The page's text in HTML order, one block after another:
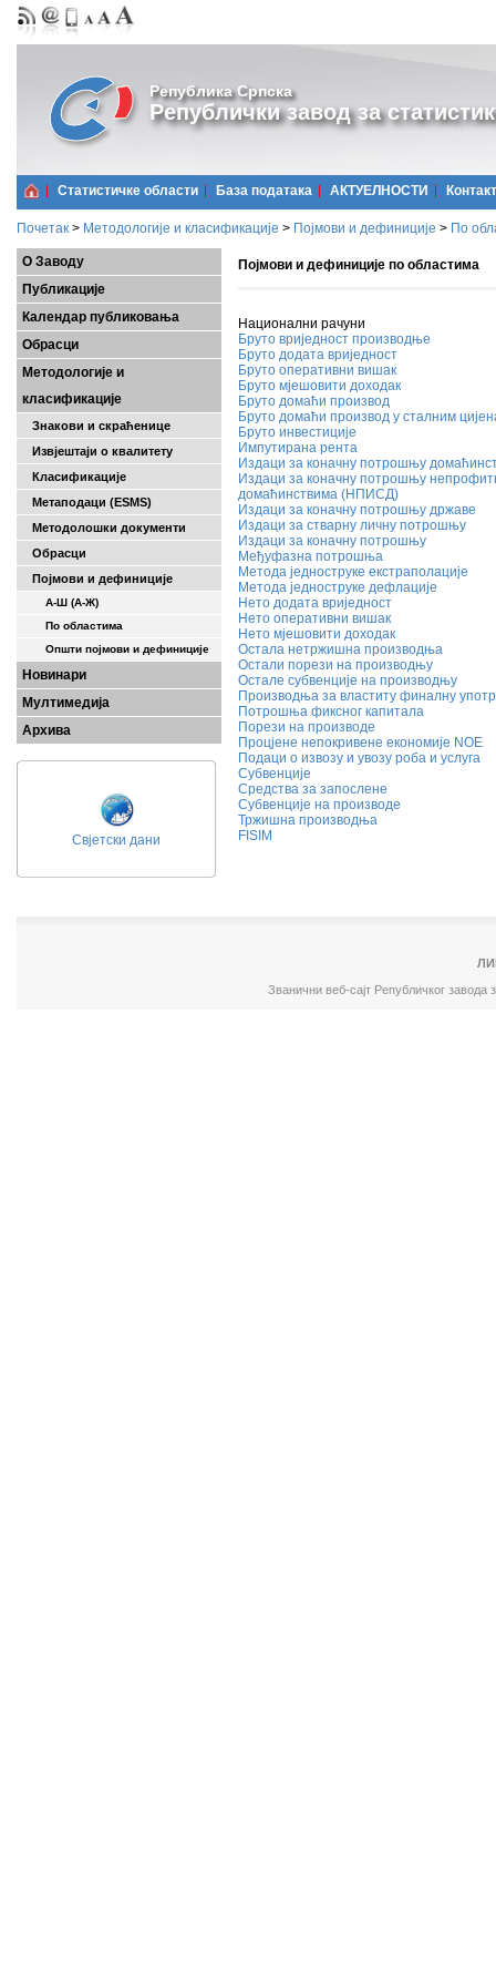
Република Српска
Републички завод за
Статистичке области Базa података АКТУЕЛНОСТИ Контакт
Почетак > Методологије и класификације > Појмови и дефиниције > По
О Заводу
Публикације
Календар публиковања
Обрасци
Методологије и
класификације
Знакови и скраћенице
Извјештаји о квалитету
Класификације
Метаподаци (ESMS)
Методолошки документи
Обрасци
Појмови и дефиниције
А-Ш (A-Ж)
По областима
Општи појмови и дефиниције
Новинари
Мултимедија
Архива
Свјетски дани
Појмови и дефиниције по областима
Национални рачуни
Бруто вриједност производње
Бруто додата вриједност
Бруто оперативни вишак
Бруто мјешовити доходак
Бруто домаћи производ
Бруто домаћи производ у сталним
Бруто инвестиције
Импутирана рента
Издаци за коначну потрошњу
Издаци за коначну потрошњу
домаћинствима (НПИСД)
Издаци за коначну потрошњу државе
Издаци за стварну личну потрошњу
Издаци за коначну потрошњу
Међуфазна потрошња
Метода једноструке екстраполације
Методa једноструке дефлације
Нето додата вриједност
Нето оперативни вишак
Нето мјешовити доходак
Остала нетржишна производња
Остали порези на производњу
Остале субвенције на производњу
Производња за властиту финалну
Потрошња фиксног капитала
Порези на производе
Процјене непокривене економије NOE
Подаци о извозу и увозу роба и услуга
Субвенције
Средства за запослене
Субвенције на производе
Тржишна производња
FISIM
Званични веб-сајт Републичког